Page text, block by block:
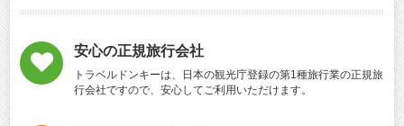
安心の正規旅行会社
トラベルドンキーは、日本の観光庁登録の第1種旅行業の正規旅
行会社ですので、安心してご利用いただけます。